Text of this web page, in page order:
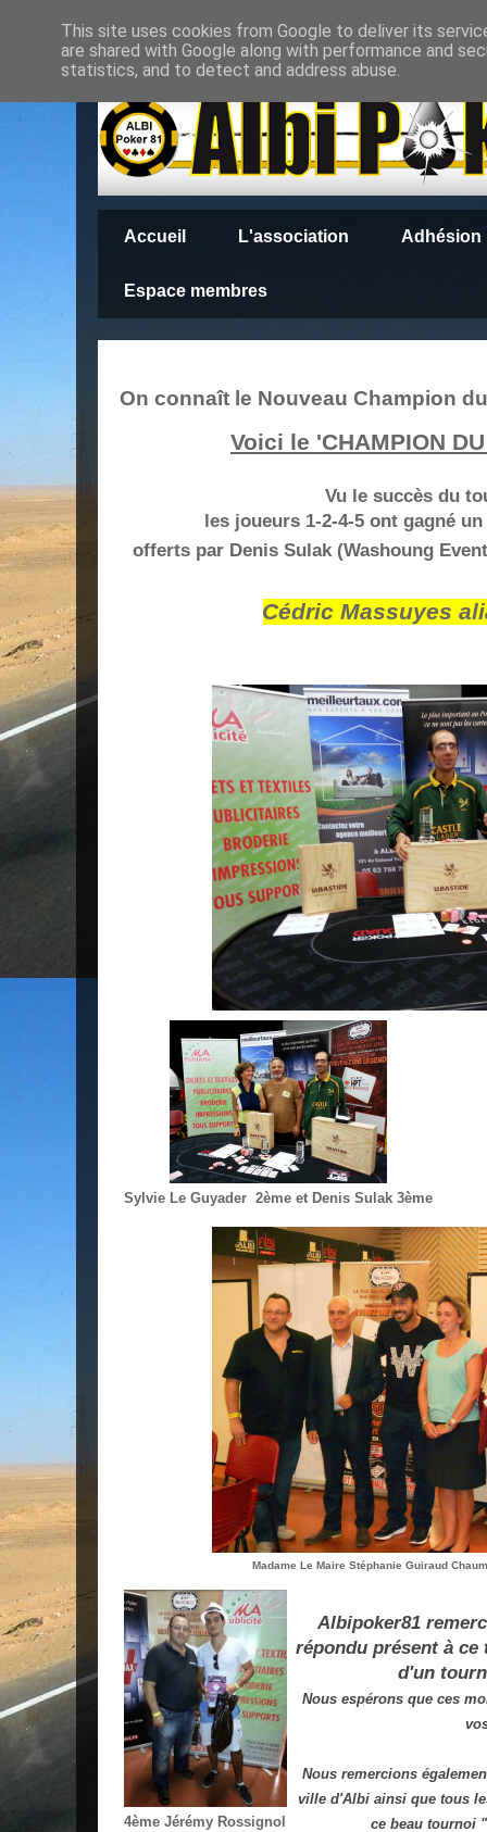
Accueil L'association Adhésion
Espace membres
On connaît le Nouveau Champion
Voici le 'CHAMPION
Vu le succès du
les joueurs 1-2-4-5 ont gagné
offerts par Denis Sulak (Washoung
Cédric Massuyes
Sylvie Le Guyader 2ème et Denis Sulak 3ème
Madame Le Maire Stéphanie Guiraud
4ème Jérémy Rossignol
Albipoker81
répondu présent à
d'un
Nous espérons que ces
Nous remercions
ville d'Albi ainsi que tous
ce beau tournoi
This site uses cookies from Google to deliver its
are shared with Google along with performance and
statistics, and to detect and address abuse.